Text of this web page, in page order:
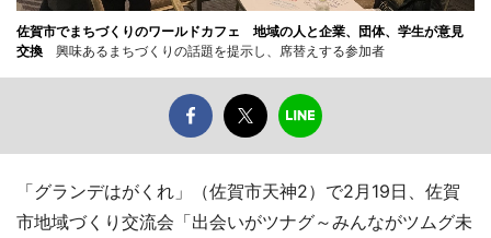
佐賀市でまちづくりのワールドカフェ 地域の人と企業、団体、学生が意見
交換 興味あるまちづくりの話題を提示し、席替えする参加者
「グランデはがくれ」（佐賀市天神2）で2月19日、佐賀
市地域づくり交流会「出会いがツナグ～みんながツムグ未